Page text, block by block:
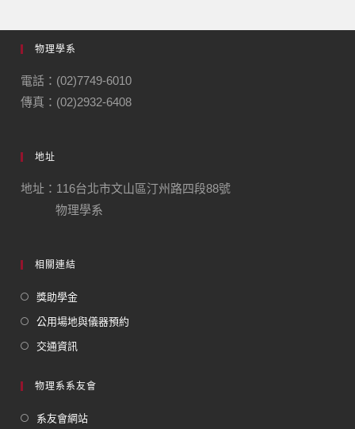
物理學系
電話：(02)7749-6010
傳真：(02)2932-6408
地址
地址：116台北市文山區汀州路四段88號
物理學系
相關連結
獎助學金
公用場地與儀器預約
交通資訊
物理系系友會
系友會網站